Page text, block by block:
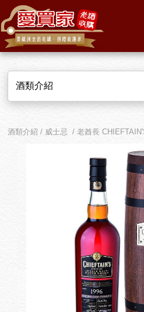
酒類介紹
酒類介紹 / 威士忌 / 老酋長